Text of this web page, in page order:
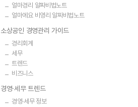
얼마경리 알짜비법노트
얼마에요 비영리 알짜비법노트
소상공인 경영관리 가이드
경리회계
세무
트렌드
비즈니스
경영·세무 트렌드
경영·세무 정보